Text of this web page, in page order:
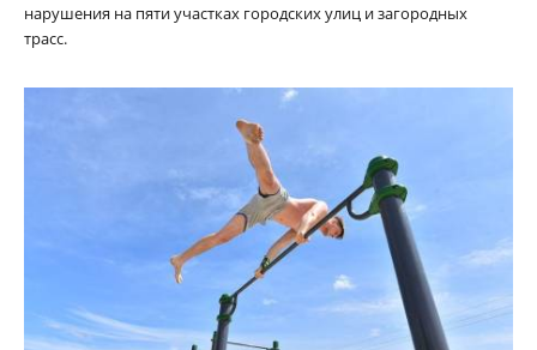
нарушения на пяти участках городских улиц и загородных
трасс.